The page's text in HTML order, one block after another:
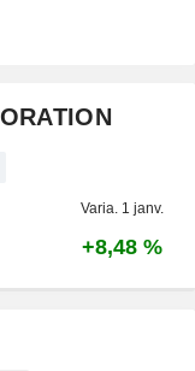
Varia. 1 janv.
+8,48 %